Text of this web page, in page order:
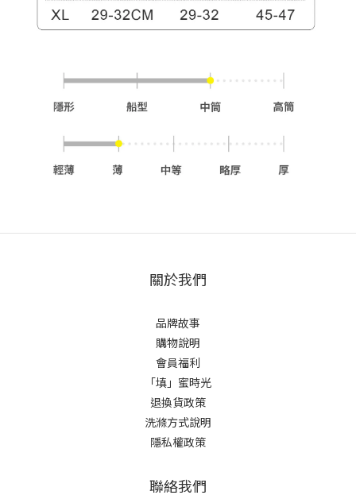
關於我們
品牌故事
購物說明
會員福利
「填」蜜時光
退換貨政策
洗滌方式說明
隱私權政策
聯絡我們